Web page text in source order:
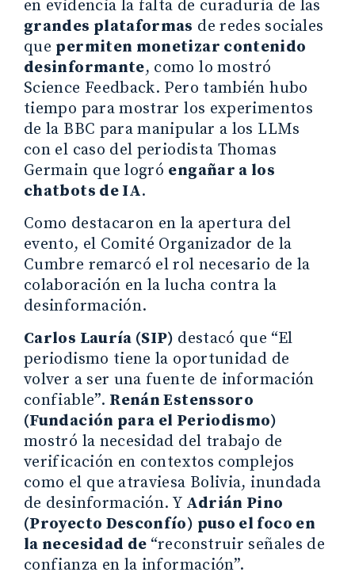
en evidencia la falta de curaduría de las
grandes plataformas de redes sociales
que permiten monetizar contenido
desinformante, como lo mostró
Science Feedback. Pero también hubo
tiempo para mostrar los experimentos
de la BBC para manipular a los LLMs
con el caso del periodista Thomas
Germain que logró engañar a los
chatbots de IA.
Como destacaron en la apertura del
evento, el Comité Organizador de la
Cumbre remarcó el rol necesario de la
colaboración en la lucha contra la
desinformación.
Carlos Lauría (SIP) destacó que “El
periodismo tiene la oportunidad de
volver a ser una fuente de información
confiable”. Renán Estenssoro
(Fundación para el Periodismo)
mostró la necesidad del trabajo de
verificación en contextos complejos
como el que atraviesa Bolivia, inundada
de desinformación. Y Adrián Pino
(Proyecto Desconfío) puso el foco en
la necesidad de “reconstruir señales de
confianza en la información”.